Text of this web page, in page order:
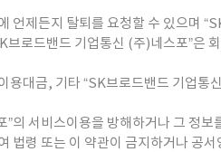
언제든지 탈퇴를 요청할 수 있으며
로드밴드 기업통신 (주)네스포”은
용대금, 기타 “SK브로드밴드 기업통
의 서비스이용을 방해하거나 그 정
법령 또는 이 약관이 금지하거나 공